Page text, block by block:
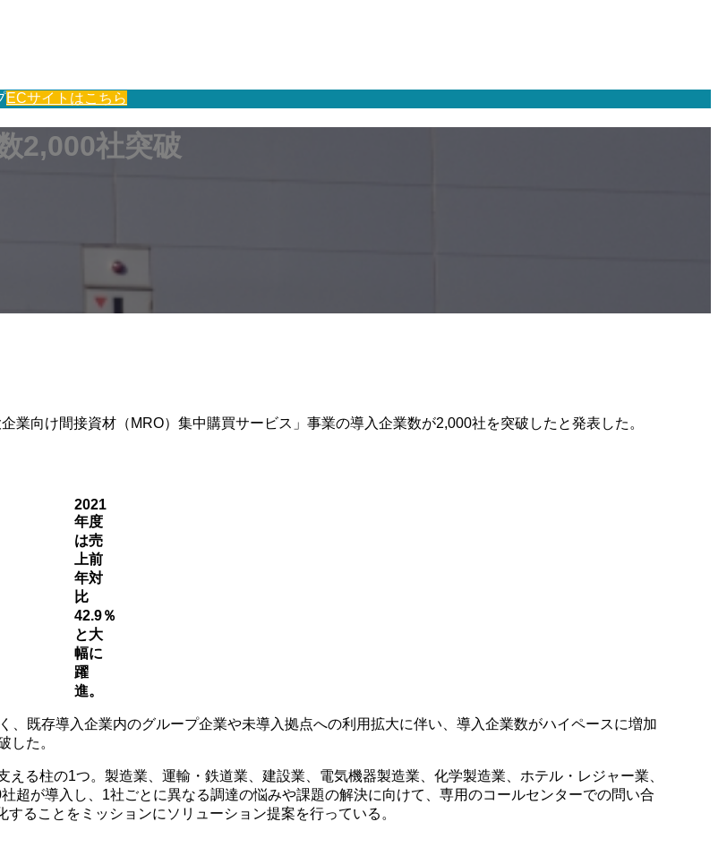
ECサイトはこちら
2,000社突破
向け間接資材（MRO）集中購買サービス」事業の導入企業数が2,000社を突破したと発表した。
2021
年度
は売
上前
年対
⽐
42.9％
と⼤
幅に
躍
進。
既存導⼊企業内のグループ企業や未導⼊拠点への利⽤拡⼤に伴い、導⼊企業数がハイペースに増加
した。
る柱の1つ。製造業、運輸・鉄道業、建設業、電気機器製造業、化学製造業、ホテル・レジャー業、
超が導⼊し、1社ごとに異なる調達の悩みや課題の解決に向けて、専⽤のコールセンターでの問い合
ることをミッションにソリューション提案を⾏っている。